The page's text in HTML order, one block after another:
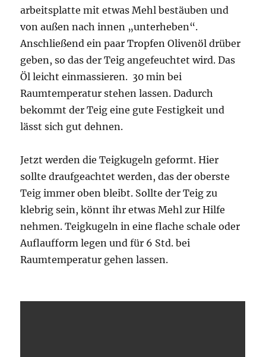
arbeitsplatte mit etwas Mehl bestäuben und
von außen nach innen „unterheben“.
Anschließend ein paar Tropfen Olivenöl drüber
geben, so das der Teig angefeuchtet wird. Das
Öl leicht einmassieren. 30 min bei
Raumtemperatur stehen lassen. Dadurch
bekommt der Teig eine gute Festigkeit und
lässt sich gut dehnen.
Jetzt werden die Teigkugeln geformt. Hier
sollte draufgeachtet werden, das der oberste
Teig immer oben bleibt. Sollte der Teig zu
klebrig sein, könnt ihr etwas Mehl zur Hilfe
nehmen. Teigkugeln in eine flache schale oder
Auflaufform legen und für 6 Std. bei
Raumtemperatur gehen lassen.